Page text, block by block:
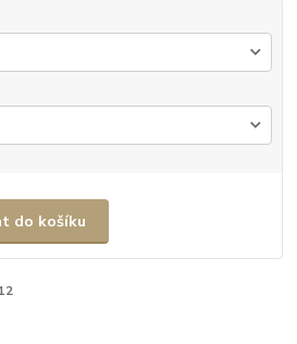
do košíku